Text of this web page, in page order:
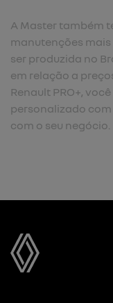
A Master também
manutenções
ser produzida no
em relação a
Renault PRO+,
personalizado
com o seu negócio.